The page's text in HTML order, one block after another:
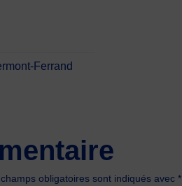
Ferrand
obligatoires sont indiqués avec*